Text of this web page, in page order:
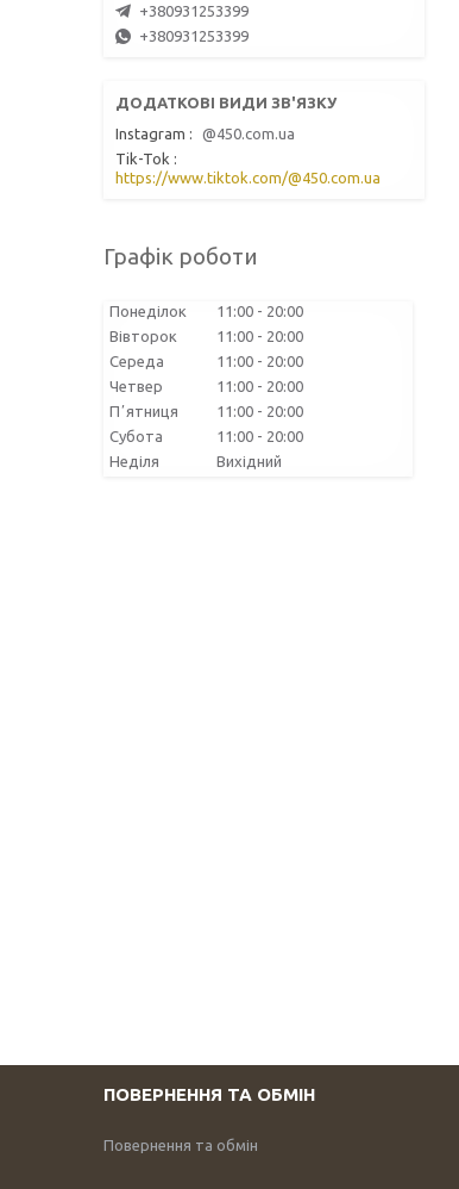
+380931253399
+380931253399
Instagram
@450.com.ua
Tik-Tok
https://www.tiktok.com/@450.com.ua
Графік роботи
Понеділок 11:00
20:00
Вівторок
11:00
20:00
Середа
11:00
20:00
Четвер
11:00
20:00
Пʼятниця
11:00
20:00
Субота
11:00
20:00
Неділя
Вихідний
ПОВЕРНЕННЯ ТА ОБМІН
Повернення та обмін